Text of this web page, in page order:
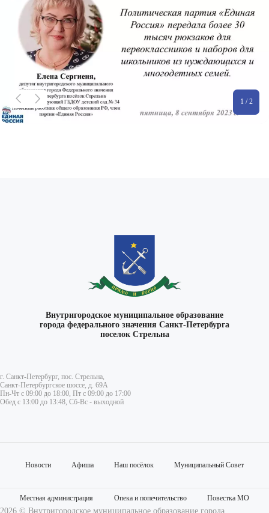
1 / 2
Внутригородское муниципальное образование
города федерального значения Санкт-Петербурга
поселок Стрельна
г. Санкт-Петербург, пос. Стрельна,
Санкт-Петербургское шоссе, д. 69А
Пн-Чт с 09:00 до 18:00, Пт с 09:00 до 17:00
Обед с 13:00 до 13:48, Сб-Вс - выходной
Новости Афиша Наш посёлок Муниципальный Совет
Местная администрация Опека и попечительство Повестка МО
2026 © Внутригородское муниципальное образование города